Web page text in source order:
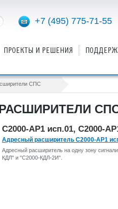
+7 (495) 775-71-55
ПРОЕКТЫ И РЕШЕНИЯ
СПС
С2000-АР1 исп.01, С2000-
Адресный расширитель С2000-АР1
Адресный расширитель на одну зону
КДЛ" и "С2000-КДЛ-2И".